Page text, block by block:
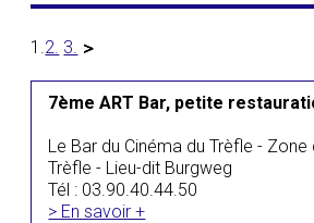
1.2. 3.
7ème ART Bar, petite
Le Bar du Cinéma du Trèfle - Zone
Trèfle - Lieu-dit Burgweg
Tél : 03.90.40.44.50
> En savoir +